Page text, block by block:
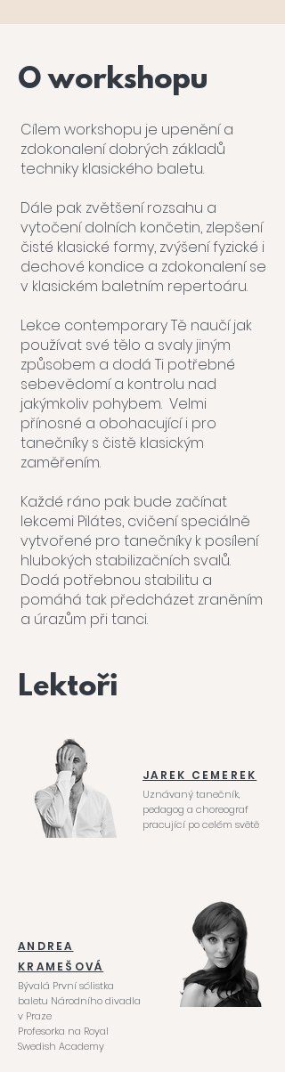
O workshopu
Cílem workshopu je upenění a
zdokonalení dobrých základů
techniky klasického baletu.
Dále pak zvětšení rozsahu a
vytočení dolních končetin, zlepšení
čisté klasické formy, zvýšení fyzické i
dechové kondice a zdokonalení se
v klasickém baletním repertoáru.
Lekce contemporary Tě naučí jak
používat své tělo a svaly jiným
způsobem a dodá Ti potřebné
sebevědomí a kontrolu nad
jakýmkoliv pohybem. Velmi
přínosné a obohacující i pro
tanečníky s čistě klasickým
zaměřením.
Každé ráno pak bude začínat
lekcemi Pilátes, cvičení speciálně
vytvořené pro tanečníky k posílení
hlubokých stabilizačních svalů.
Dodá potřebnou stabilitu a
pomáhá tak předcházet zraněním
a úrazům při tanci.
Lektoři
JAREK CEMEREK
Uznávaný tanečník,
pedagog a choreograf
pracující po celém světě
ANDREA
KRAMEŠOVÁ
Bývalá První sólistka
baletu Národního divadla
v Praze
Profesorka na Royal
Swedish Academy